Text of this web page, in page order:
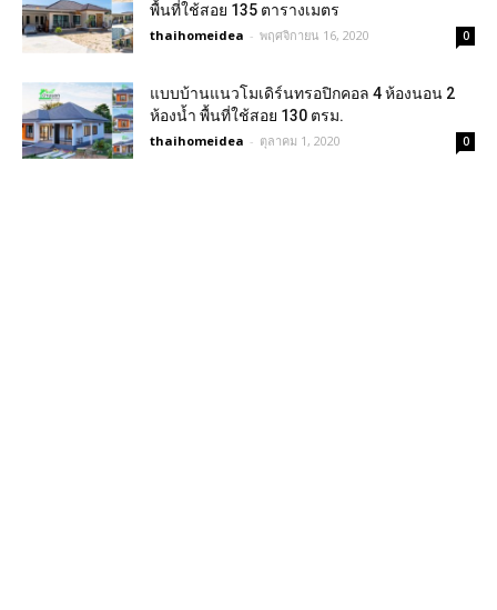
พื้นที่ใช้สอย 135 ตารางเมตร
thaihomeidea - พฤศจิกายน 16, 2020 0
แบบบ้านแนวโมเดิร์นทรอปิกคอล 4 ห้องนอน 2
ห้องน้ำ พื้นที่ใช้สอย 130 ตรม.
thaihomeidea - ตุลาคม 1, 2020 0